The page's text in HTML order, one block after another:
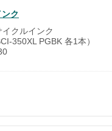
ク
クルインク
350XL PGBK 各1本）